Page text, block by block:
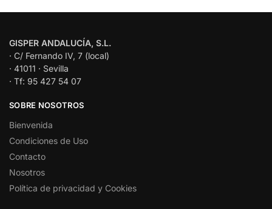
GISPER ANDALUCÍA, S.L.
· C/ Fernando IV, 7 (local)
· 41011 · Sevilla
· Tf: 95 427 54 07
SOBRE NOSOTROS
Bienvenida
Condiciones de Uso
Contacto
Nosotros
Política de privacidad y Cookies